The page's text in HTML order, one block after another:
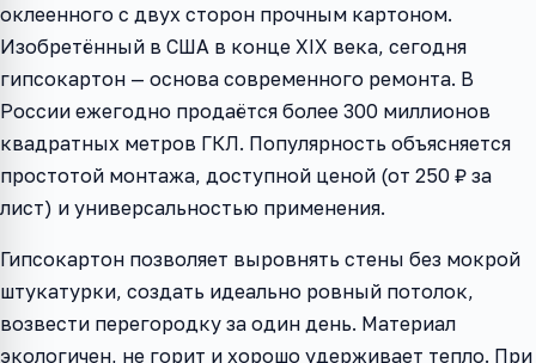
оклеенного с двух сторон прочным картоном.
Изобретённый в США в конце XIX века, сегодня
гипсокартон — основа современного ремонта. В
России ежегодно продаётся более 300 миллионов
квадратных метров ГКЛ. Популярность объясняется
простотой монтажа, доступной ценой (от 250 ₽ за
лист) и универсальностью применения.
Гипсокартон позволяет выровнять стены без мокрой
штукатурки, создать идеально ровный потолок,
возвести перегородку за один день. Материал
экологичен, не горит и хорошо удерживает тепло. При